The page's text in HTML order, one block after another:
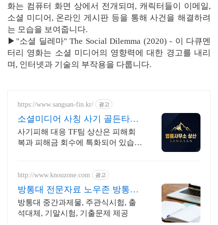
화는 컴퓨터 화면 상에서 전개되며, 캐릭터들이 이메일,
소셜 미디어, 온라인 게시판 등을 통해 사건을 해결하려
는 모습을 보여줍니다.
▶"소셜 딜레마" The Social Dilemma (2020) - 이 다큐멘
터리 영화는 소셜 미디어의 영향력에 대한 경고를 내리
며, 인터넷과 기술의 부작용을 다룹니다.
https://www.sangsan-fin.kr/ 광고
소셜미디어 사칭 사기 골든타임
대응
사기피해 대응 TF팀 상산은 피해회
복과 피해금 회수에 특화되어 있습니
http://www.knouzone.com 광고
방통대 전문자료 노우존 방통대
자료포털 NO.1
방통대 중간과제물, 주관식시험, 출
석대체, 기말시험, 기출문제 제공